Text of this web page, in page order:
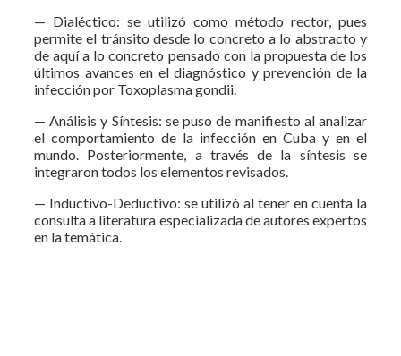
— Dialéctico: se utilizó como método rector, pues
permite el tránsito desde lo concreto a lo abstracto y
de aquí a lo concreto pensado con la propuesta de los
últimos avances en el diagnóstico y prevención de la
infección por Toxoplasma gondii.
— Análisis y Síntesis: se puso de manifiesto al analizar
el comportamiento de la infección en Cuba y en el
mundo. Posteriormente, a través de la síntesis se
integraron todos los elementos revisados.
— Inductivo-Deductivo: se utilizó al tener en cuenta la
consulta a literatura especializada de autores expertos
en la temática.